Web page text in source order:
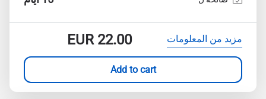
مزيد من المعلومات EUR22.00
Add to cart